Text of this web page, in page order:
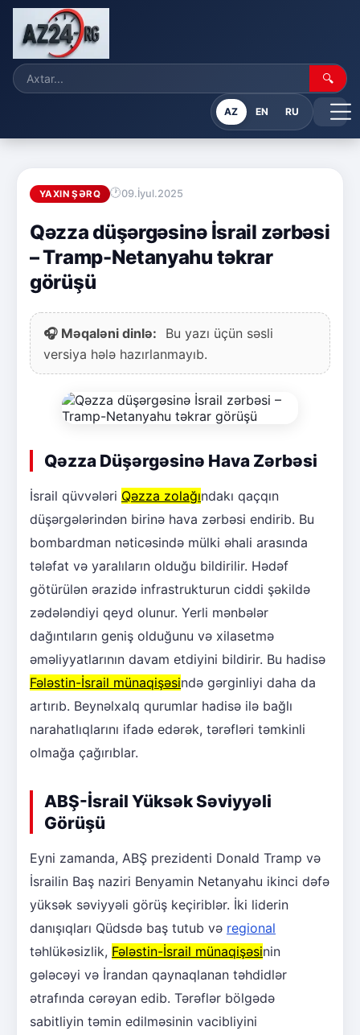
🔍
AZ EN RU
YAXIN ŞƏRQ 09.İyul.2025
Qəzza düşərgəsinə İsrail zərbəsi
– Tramp-Netanyahu təkrar
görüşü
🎧 Məqaləni dinlə:
Bu yazı üçün səsli
versiya hələ hazırlanmayıb.
Qəzza Düşərgəsinə Hava Zərbəsi
İsrail qüvvələri Qəzza zolağındakı qaçqın
düşərgələrindən birinə hava zərbəsi endirib. Bu
bombardman nəticəsində mülki əhali arasında
tələfat və yaralıların olduğu bildirilir. Hədəf
götürülən ərazidə infrastrukturun ciddi şəkildə
zədələndiyi qeyd olunur. Yerli mənbələr
dağıntıların geniş olduğunu və xilasetmə
əməliyyatlarının davam etdiyini bildirir. Bu hadisə
Fələstin-İsrail münaqişəsində gərginliyi daha da
artırıb. Beynəlxalq qurumlar hadisə ilə bağlı
narahatlıqlarını ifadə edərək, tərəfləri təmkinli
olmağa çağırıblar.
ABŞ-İsrail Yüksək Səviyyəli
Görüşü
Eyni zamanda, ABŞ prezidenti Donald Tramp və
İsrailin Baş naziri Benyamin Netanyahu ikinci dəfə
yüksək səviyyəli görüş keçiriblər. İki liderin
danışıqları Qüdsdə baş tutub və regional
təhlükəsizlik, Fələstin-İsrail münaqişəsinin
gələcəyi və İrandan qaynaqlanan təhdidlər
ətrafında cərəyan edib. Tərəflər bölgədə
sabitliyin təmin edilməsinin vacibliyini